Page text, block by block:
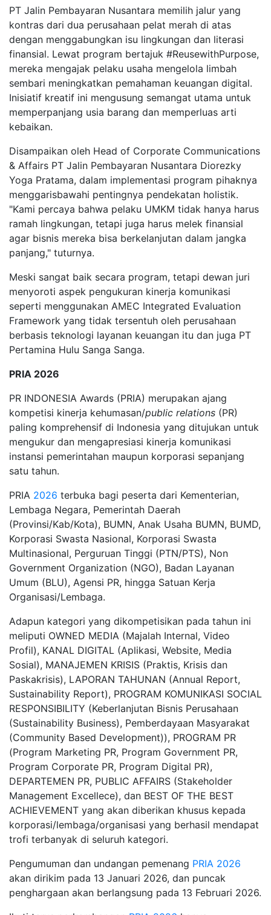
PT Jalin Pembayaran Nusantara memilih jalur yang
kontras dari dua perusahaan pelat merah di atas
dengan menggabungkan isu lingkungan dan literasi
finansial. Lewat program bertajuk #ReusewithPurpose,
mereka mengajak pelaku usaha mengelola limbah
sembari meningkatkan pemahaman keuangan digital.
Inisiatif kreatif ini mengusung semangat utama untuk
memperpanjang usia barang dan memperluas arti
kebaikan.
Disampaikan oleh Head of Corporate Communications
& Affairs PT Jalin Pembayaran Nusantara Diorezky
Yoga Pratama, dalam implementasi program pihaknya
menggarisbawahi pentingnya pendekatan holistik.
"Kami percaya bahwa pelaku UMKM tidak hanya harus
ramah lingkungan, tetapi juga harus melek finansial
agar bisnis mereka bisa berkelanjutan dalam jangka
panjang," tuturnya.
Meski sangat baik secara program, tetapi dewan juri
menyoroti aspek pengukuran kinerja komunikasi
seperti menggunakan AMEC Integrated Evaluation
Framework yang tidak tersentuh oleh perusahaan
berbasis teknologi layanan keuangan itu dan juga PT
Pertamina Hulu Sanga Sanga.
PRIA 2026
PR INDONESIA Awards (PRIA) merupakan ajang
kompetisi kinerja kehumasan/public relations (PR)
paling komprehensif di Indonesia yang ditujukan untuk
mengukur dan mengapresiasi kinerja komunikasi
instansi pemerintahan maupun korporasi sepanjang
satu tahun.
PRIA 2026 terbuka bagi peserta dari Kementerian,
Lembaga Negara, Pemerintah Daerah
(Provinsi/Kab/Kota), BUMN, Anak Usaha BUMN, BUMD,
Korporasi Swasta Nasional, Korporasi Swasta
Multinasional, Perguruan Tinggi (PTN/PTS), Non
Government Organization (NGO), Badan Layanan
Umum (BLU), Agensi PR, hingga Satuan Kerja
Organisasi/Lembaga.
Adapun kategori yang dikompetisikan pada tahun ini
meliputi OWNED MEDIA (Majalah Internal, Video
Profil), KANAL DIGITAL (Aplikasi, Website, Media
Sosial), MANAJEMEN KRISIS (Praktis, Krisis dan
Paskakrisis), LAPORAN TAHUNAN (Annual Report,
Sustainability Report), PROGRAM KOMUNIKASI SOCIAL
RESPONSIBILITY (Keberlanjutan Bisnis Perusahaan
(Sustainability Business), Pemberdayaan Masyarakat
(Community Based Development)), PROGRAM PR
(Program Marketing PR, Program Government PR,
Program Corporate PR, Program Digital PR),
DEPARTEMEN PR, PUBLIC AFFAIRS (Stakeholder
Management Excellece), dan BEST OF THE BEST
ACHIEVEMENT yang akan diberikan khusus kepada
korporasi/lembaga/organisasi yang berhasil mendapat
trofi terbanyak di seluruh kategori.
Pengumuman dan undangan pemenang PRIA 2026
akan dirikim pada 13 Januari 2026, dan puncak
penghargaan akan berlangsung pada 13 Februari 2026.